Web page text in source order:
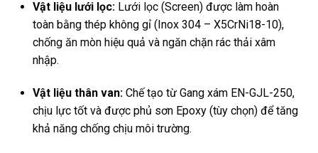
Vật liệu lưới lọc:Lưới lọc (Screen) được làm hoàn
toàn bằng thép không gỉ (Inox 304 – X5CrNi18-10),
chống ăn mòn hiệu quả và ngăn chặn rác thải xâm
nhập.
Vật liệu thân van:Chế tạo từ Gang xám EN-GJL-250,
chịu lực tốt và được phủ sơn Epoxy (tùy chọn) để tăng
khả năng chống chịu môi trường.